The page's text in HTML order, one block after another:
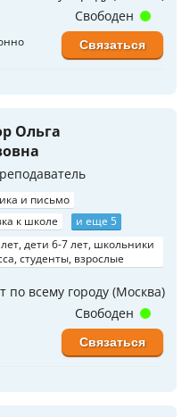
Свободен
Связаться
Ольга
и письмо
к школе
и еще 5
дети 6-7 лет, школьники
студенты, взрослые
по всему городу (Москва)
Свободен
Связаться